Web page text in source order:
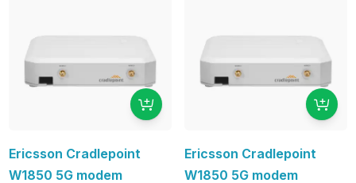
Ericsson Cradlepoint
W1850 5G modem
Ericsson Cradlepoint
W1850 5G modem